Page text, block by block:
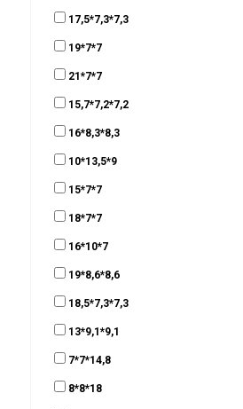
17,5*7,3*7,3
19*7*7
21*7*7
15,7*7,2*7,2
16*8,3*8,3
10*13,5*9
15*7*7
18*7*7
16*10*7
19*8,6*8,6
18,5*7,3*7,3
13*9,1*9,1
7*7*14,8
8*8*18